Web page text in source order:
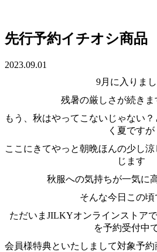
先行予約イチオシ商品
2023.09.01
9月に入りま
残暑の厳しさが続きま
もう、秋はやってこないじゃない？
く夏ですが
ここにきてやっと朝晩ほんの少し
じます
秋服への気持ちが一気に
そんな今日この頃
ただいまJILKYオンラインストア
を予約受付中
会員様特典といたしまして対象予